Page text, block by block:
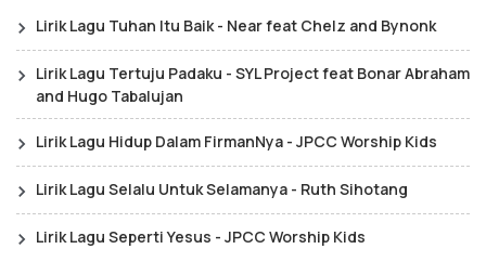
Lirik Lagu Tuhan Itu Baik - Near feat Chelz and Bynonk
Lirik Lagu Tertuju Padaku - SYL Project feat Bonar Abraham
and Hugo Tabalujan
Lirik Lagu Hidup Dalam FirmanNya - JPCC Worship Kids
Lirik Lagu Selalu Untuk Selamanya - Ruth Sihotang
Lirik Lagu Seperti Yesus - JPCC Worship Kids